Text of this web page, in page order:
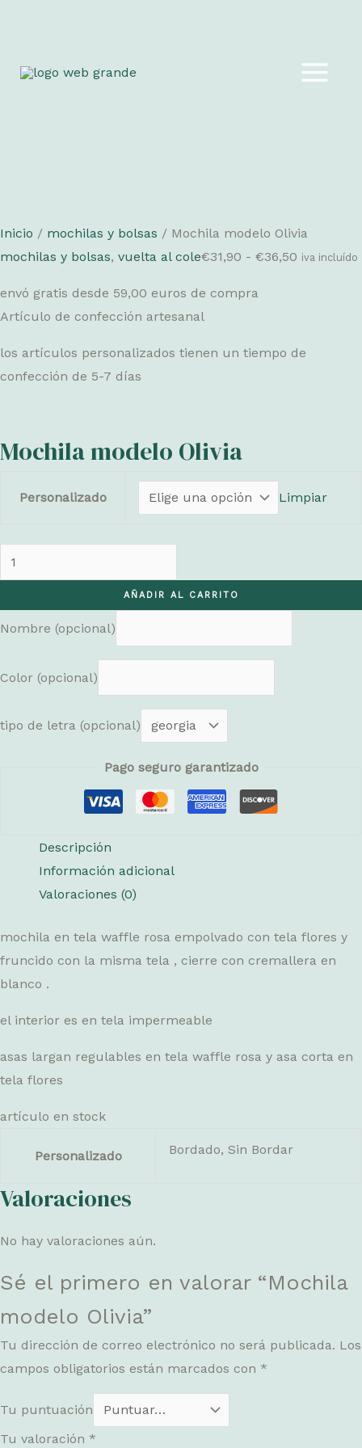
MAIN
Inicio / mochilas y bolsas / Mochila modelo Olivia
mochilas y bolsas, vuelta al cole€31,90 - €36,50 Rango
€31,90
iva incluído
envó gratis desde 59,00 euros de compra
Artículo de confección artesanal
los artículos personalizados tienen un tiempo de
confección de 5-7 días
Mochila modelo Olivia
Personalizado Limpiar
modelo
cantidad
AÑADIR AL CARRITO
Nombre (opcional)
Color (opcional)
tipo de letra (opcional)
Pago seguro garantizado
Descripción
Información adicional
Valoraciones (0)
mochila en tela waffle rosa empolvado con tela flores y
fruncido con la misma tela , cierre con cremallera en
blanco .
el interior es en tela impermeable
asas largan regulables en tela waffle rosa y asa corta en
tela flores
artículo en stock
Personalizado Bordado, Sin Bordar
Valoraciones
No hay valoraciones aún.
Sé el primero en valorar “Mochila
modelo Olivia”
Tu dirección de correo electrónico no será publicada. Los
campos obligatorios están marcados con *
Tu puntuación
Tu valoración *